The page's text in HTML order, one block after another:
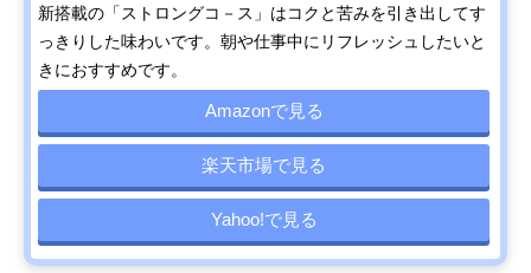
新搭載の「ストロングコ－ス」はコクと苦みを引き出してす
っきりした味わいです。朝や仕事中にリフレッシュしたいと
きにおすすめです。
Amazonで見る
楽天市場で見る
Yahoo!で見る